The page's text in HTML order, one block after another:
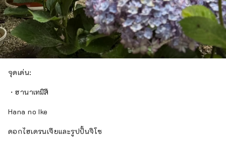
จุดเด่น:
・ฮานาเทมิสึ
Hana no Ike
ดอกไฮเดรนเจียและรูปปั้นจิโซ